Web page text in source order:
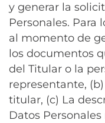
y generar la
Personales. Para
al momento de
los documentos
del Titular o la
representante,
titular, (c) La
Datos